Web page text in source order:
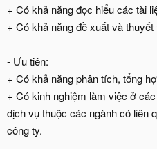
+ Có khả năng đọc hiểu các tài
+ Có khả năng đề xuất và
- Ưu tiên:
+ Có khả năng phân tích, tổng
+ Có kinh nghiệm làm việc ở
dịch vụ thuộc các ngành có liên
công ty.